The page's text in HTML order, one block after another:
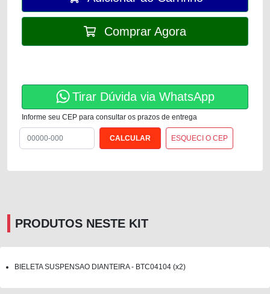
Comprar Agora
Tirar Dúvida via WhatsApp
Informe seu CEP para consultar os prazos de entrega
ESQUECI O CEP
PRODUTOS NESTE KIT
BIELETA SUSPENSAO DIANTEIRA - BTC04104 (x2)